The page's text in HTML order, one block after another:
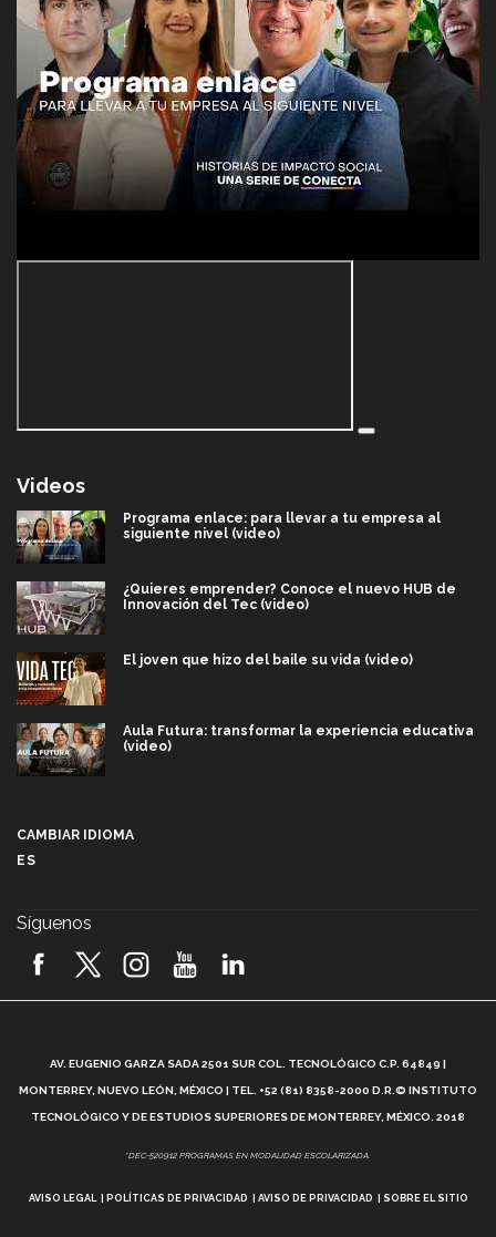
Videos
Programa enlace: para llevar a tu empresa al
siguiente nivel (video)
¿Quieres emprender? Conoce el nuevo HUB de
Innovación del Tec (video)
El joven que hizo del baile su vida (video)
Aula Futura: transformar la experiencia educativa
(video)
2026! (video)
¿Cómo es el Modelo Educativo Tec? (video)
Vida Tec: Feminismo e Inteligencia Artificial, Paola
CAMBIAR IDIOMA
ES
Síguenos
AV. EUGENIO GARZA SADA 2501 SUR COL. TECNOLÓGICO C.P. 64849 |
MONTERREY, NUEVO LEÓN, MÉXICO | TEL. +52 (81) 8358-2000 D.R.© INSTITUTO
TECNOLÓGICO Y DE ESTUDIOS SUPERIORES DE MONTERREY, MÉXICO. 2018
*DEC-520912 PROGRAMAS EN MODALIDAD ESCOLARIZADA.
AVISO LEGAL POLÍTICAS DE PRIVACIDAD AVISO DE PRIVACIDAD SOBRE EL SITIO